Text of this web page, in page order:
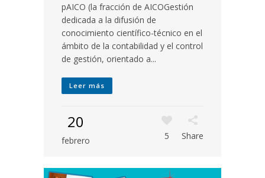
pAICO (la fracción de AICOGestión
dedicada a la difusión de
conocimiento científico-técnico en el
ámbito de la contabilidad y el control
de gestión, orientado a...
Leer más
20
febrero 5 Share